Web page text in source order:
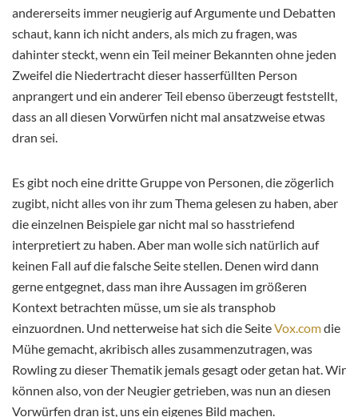
andererseits immer neugierig auf Argumente und Debatten
schaut, kann ich nicht anders, als mich zu fragen, was
dahinter steckt, wenn ein Teil meiner Bekannten ohne jeden
Zweifel die Niedertracht dieser hasserfüllten Person
anprangert und ein anderer Teil ebenso überzeugt feststellt,
dass an all diesen Vorwürfen nicht mal ansatzweise etwas
dran sei.
Es gibt noch eine dritte Gruppe von Personen, die zögerlich
zugibt, nicht alles von ihr zum Thema gelesen zu haben, aber
die einzelnen Beispiele gar nicht mal so hasstriefend
interpretiert zu haben. Aber man wolle sich natürlich auf
keinen Fall auf die falsche Seite stellen. Denen wird dann
gerne entgegnet, dass man ihre Aussagen im größeren
Kontext betrachten müsse, um sie als transphob
einzuordnen. Und netterweise hat sich die SeiteVox.comdie
Mühe gemacht, akribisch alles zusammenzutragen, was
Rowling zu dieser Thematik jemals gesagt oder getan hat. Wir
können also, von der Neugier getrieben, was nun an diesen
Vorwürfen dran ist, uns ein eigenes Bild machen.